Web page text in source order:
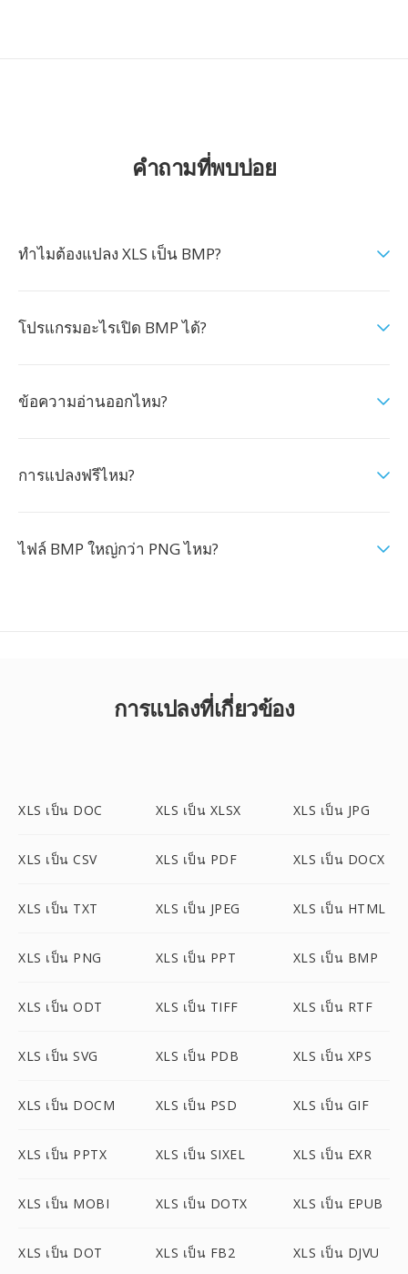
คำถามที่พบบ่อย
ทำไมต้องแปลง XLS เป็น BMP?
โปรแกรมอะไรเปิด BMP ได้?
ข้อความอ่านออกไหม?
การแปลงฟรีไหม?
ไฟล์ BMP ใหญ่กว่า PNG ไหม?
การแปลงที่เกี่ยวข้อง
XLS เป็น DOC XLS เป็น XLSX XLS เป็น JPG
XLS เป็น CSV XLS เป็น PDF XLS เป็น DOCX
XLS เป็น TXT XLS เป็น JPEG XLS เป็น HTML
XLS เป็น PNG XLS เป็น PPT XLS เป็น BMP
XLS เป็น ODT XLS เป็น TIFF XLS เป็น RTF
XLS เป็น SVG XLS เป็น PDB XLS เป็น XPS
XLS เป็น DOCM XLS เป็น PSD XLS เป็น GIF
XLS เป็น PPTX XLS เป็น SIXEL XLS เป็น EXR
XLS เป็น MOBI XLS เป็น DOTX XLS เป็น EPUB
XLS เป็น DOT XLS เป็น FB2 XLS เป็น DJVU